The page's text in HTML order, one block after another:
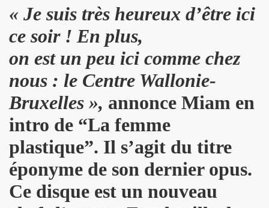
« Je suis très heureux d’être ici
ce soir ! En plus,
on est un peu ici comme chez
nous : le Centre Wallonie-
Bruxelles », annonce Miam en
intro de “La femme
plastique”. Il s’agit du titre
éponyme de son dernier opus.
Ce disque est un nouveau
(mars 2013).
le magazine papier "GONZAI" numero 1 (janvier
CHAMFORT et ses invitees le 30 janvier 2013 au
le 11 decembre 2012 a l'OLYMPIA (Paris) : compte
CHENNEVIERE and Friends le 8 novembre 2012 a
“First Comes The Night”) le 12 octobre 2012 au GRAND
REX et JEAN-PIERRE MADER a Villeneuve (oct.
CLUB (Paris) : compte rendu.